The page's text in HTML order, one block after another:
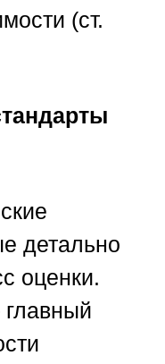
(ст.
детально
оценки.